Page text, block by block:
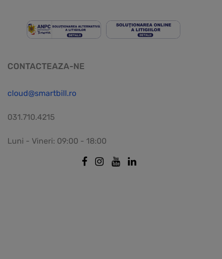
CONTACTEAZA-NE
cloud@smartbill.ro
031.710.4215
Luni - Vineri: 09:00 - 18:00